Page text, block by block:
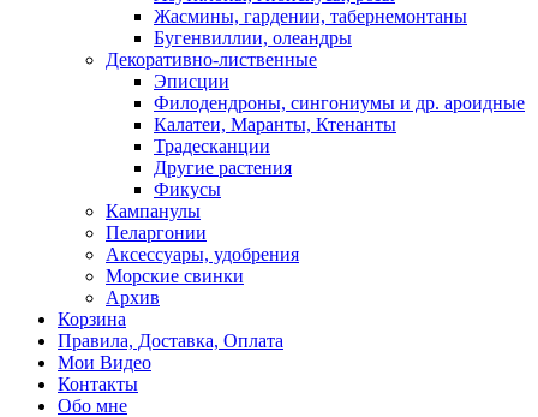
Жасмины, гардении, табернемонтаны
Бугенвиллии, олеандры
Декоративно-лиственные
Эписции
Филодендроны, сингониумы и др. ароидные
Калатеи, Маранты, Ктенанты
Традесканции
Другие растения
Фикусы
Кампанулы
Пеларгонии
Аксессуары, удобрения
Морские свинки
Архив
Корзина
Правила, Доставка, Оплата
Мои Видео
Контакты
Обо мне